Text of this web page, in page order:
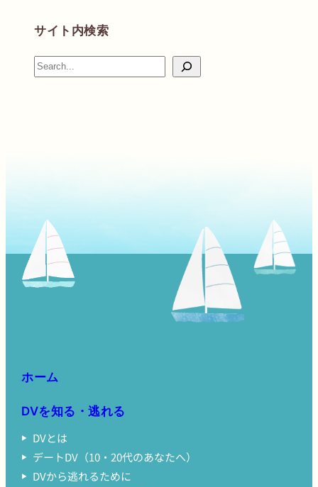
サイト内検索
検
ホーム
DVを知る・逃れる
DVとは
デートDV（10・20代のあなたへ）
DVから逃れるために